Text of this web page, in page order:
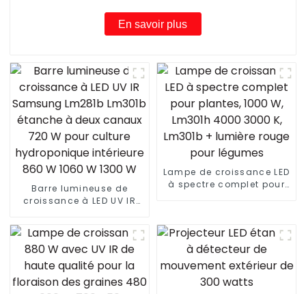
des IR
En savoir plus
Barre lumineuse de
croissance à LED UV IR
étanche à deux canaux
720 W pour culture
hydroponique intérieure
860 W 1060 W 1300 W
Lampe de croissance LED
à spectre complet pour
légumes